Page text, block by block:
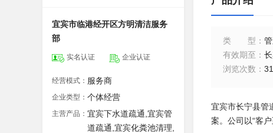
宜宾市临港经开区方明清洁服务
部
实名认证 企业认证
经营模式： 服务商
企业类型： 个体经营
主营产品： 宜宾下水道疏通,宜宾管
道疏通,宜宾化粪池清理,
类型 ：
有效期至 ：
浏览次数 ：
宜宾市长宁县管
案。公司以“客